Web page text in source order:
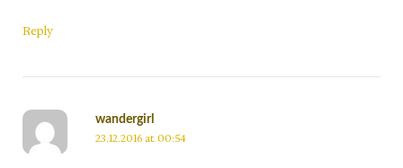
Reply
wandergirl
23.12.2016 at 00:54